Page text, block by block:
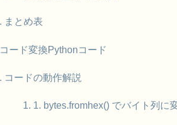
まとめ表
コード変換Pythonコード
コードの動作解説
1. bytes.fromhex() でバイト列に